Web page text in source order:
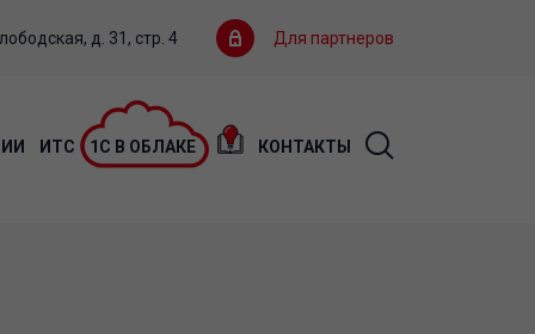
д. 31, стр. 4 Для партнеров
ИТС 1С В ОБЛАКЕ КОНТАКТЫ